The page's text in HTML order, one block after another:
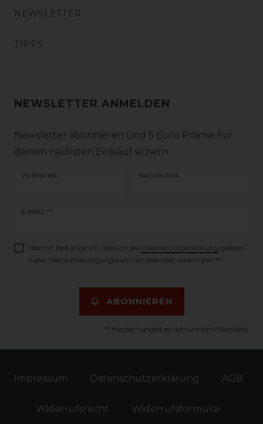
NEWSLETTER
TIPPS
NEWSLETTER ANMELDEN
Newsletter abonnieren und 5 Euro Prämie für
deinen nächsten Einkauf sichern
VORNAME NACHNAME
E-MAIL **
Newsletter
Hiermit bestätige ich, dass ich die Daten­schutz­erklärung gelesen
habe. Meine Einwilligung kann ich jederzeit widerrufen.**
ABONNIEREN
** Hierbei handelt es sich um ein Pflichtfeld.
Impressum Daten­schutz­erklärung AGB
Widerrufs­recht Widerrufs­formular